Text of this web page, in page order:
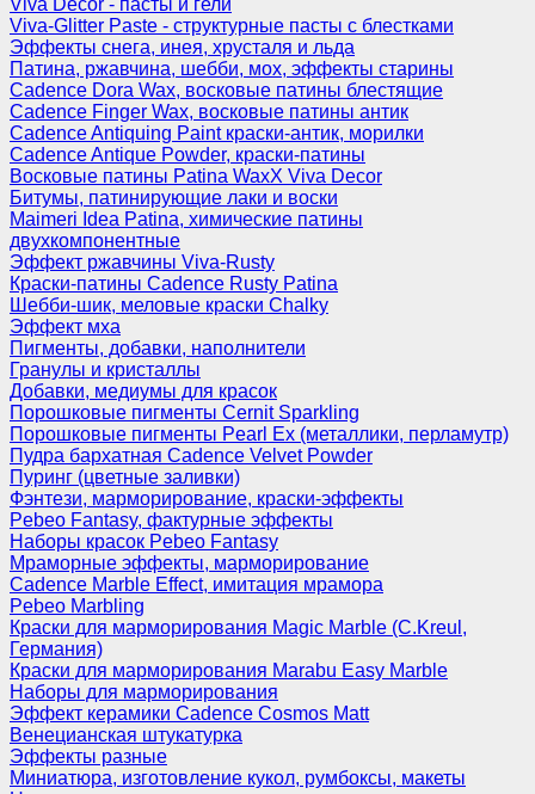
Viva Decor - пасты и гели
Viva-Glitter Paste - структурные пасты с блестками
Эффекты снега, инея, хрусталя и льда
Патина, ржавчина, шебби, мох, эффекты старины
Cadence Dora Wax, восковые патины блестящие
Cadence Finger Wax, восковые патины антик
Сadence Antiquing Paint краски-антик, морилки
Cadence Antique Powder, краски-патины
Восковые патины Patina WaxX Viva Decor
Битумы, патинирующие лаки и воски
Maimeri Idea Patina, химические патины
двухкомпонентные
Эффект ржавчины Viva-Rusty
Краски-патины Cadence Rusty Patina
Шебби-шик, меловые краски Chalky
Эффект мха
Пигменты, добавки, наполнители
Гранулы и кристаллы
Добавки, медиумы для красок
Порошковые пигменты Cernit Sparkling
Порошковые пигменты Pearl Ex (металлики, перламутр)
Пудра бархатная Cadence Velvet Powder
Пуринг (цветные заливки)
Фэнтези, марморирование, краски-эффекты
Pebeo Fantasy, фактурные эффекты
Наборы красок Pebeo Fantasy
Мраморные эффекты, марморирование
Cadence Marble Effect, имитация мрамора
Pebeo Marbling
Краски для марморирования Magic Marble (C.Kreul,
Германия)
Краски для марморирования Marabu Easy Marble
Наборы для марморирования
Эффект керамики Cadence Cosmos Matt
Венецианская штукатурка
Эффекты разные
Миниатюра, изготовление кукол, румбоксы, макеты